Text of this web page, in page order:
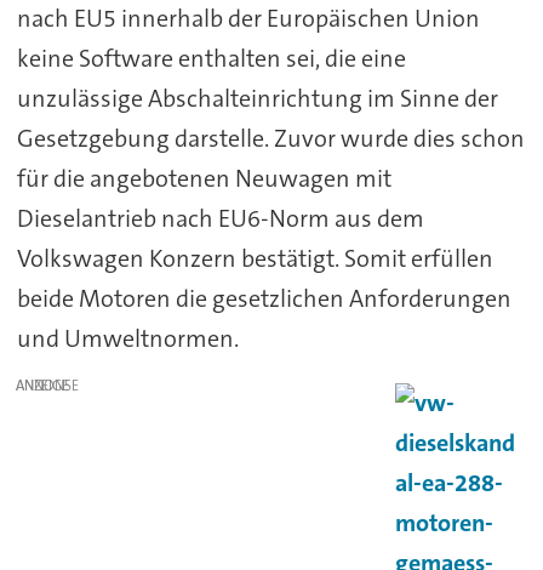
nach EU5 innerhalb der Europäischen Union
keine Software enthalten sei, die eine
unzulässige Abschalteinrichtung im Sinne der
Gesetzgebung darstelle. Zuvor wurde dies schon
für die angebotenen Neuwagen mit
Dieselantrieb nach EU6-Norm aus dem
Volkswagen Konzern bestätigt. Somit erfüllen
beide Motoren die gesetzlichen Anforderungen
und Umweltnormen.
ANZEIGE